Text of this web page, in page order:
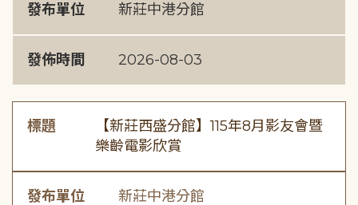
發布單位 新莊中港分館
發佈時間 2026-08-03
標題
【新莊西盛分館】115年8月影友會暨
樂齡電影欣賞
發布單位 新莊中港分館